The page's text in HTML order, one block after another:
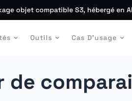
objet compatible S3, hébergé en
Outils Cas D'usage
de